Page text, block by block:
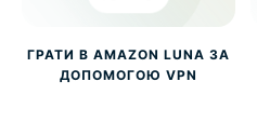
ГРАТИ В AMAZON LUNA ЗА
ДОПОМОГОЮ VPN